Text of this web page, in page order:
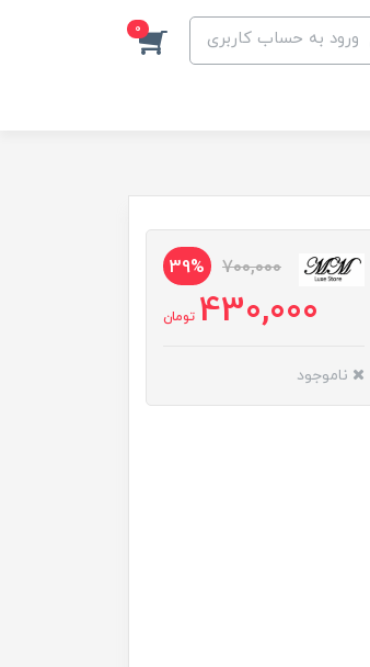
ورود به حساب کاربری 0
700,000
39%
430,000 تومان
ناموجود